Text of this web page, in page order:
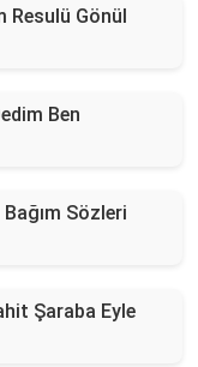
Resulü Gönül
Ben
Sözleri
Şaraba Eyle